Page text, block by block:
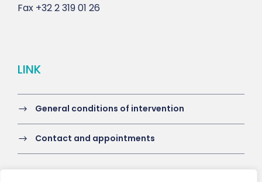
Fax +32 2 319 01 26
LINK
General conditions of intervention
Contact and appointments